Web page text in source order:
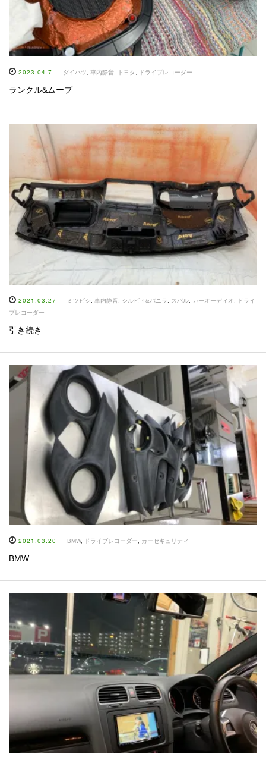
2023.04.7 ダイハツ, 車内静音, トヨタ , ドライブレコーダー
ランクル&ムーブ
2021.03.27 ミツビシ 車内静音 シルビィ&バニラ スバル カーオーディオ
ドライ
ブレコーダー
引き続き
2021.03.20 BMW, ドライブレコーダー カーセキュリティ
BMW